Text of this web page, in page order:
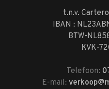
t.n.v.
IBAN :
BTW-
KVK-
Telefoon:
E-mail: